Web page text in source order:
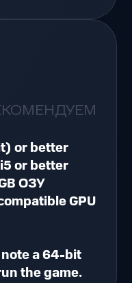
or better
or better
ОЗУ
GPU
a 64-bit
the game.